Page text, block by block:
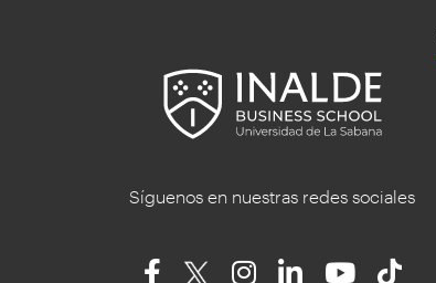
Síguenos en nuestras redes sociales